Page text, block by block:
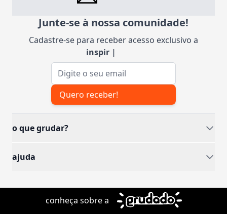
Junte-se à nossa comunidade!
Cadastre-se para receber acesso exclusivo a
inspiraçõ
Endereço de e-mail
Quero receber!
o que grudar?
ajuda
conheça sobre a